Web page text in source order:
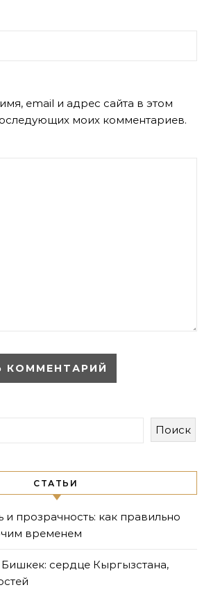
email и адрес сайта в этом
моих комментариев.
Поиск
СТАТЬИ
и прозрачность: как правильно
временем
сердце Кыргызстана,